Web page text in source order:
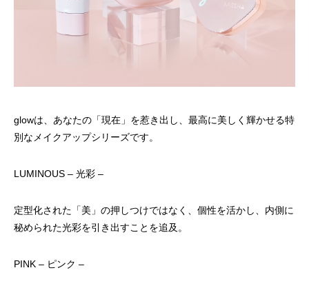
glowは、あなたの「現在」を惹き出し、最高に美しく輝かせる特
別なメイクアップシリーズです。
LUMINOUS – 光彩 –
定型化された「美」の押しつけではなく、個性を活かし、内側に
秘められた光彩を引き出すことを追及。
PINK – ピンク –